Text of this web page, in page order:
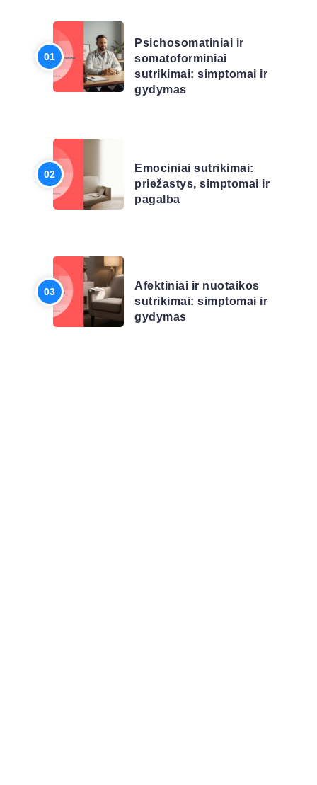
Psichosomatiniai ir
somatoforminiai
sutrikimai: simptomai ir
gydymas
Emociniai sutrikimai:
priežastys, simptomai ir
pagalba
Afektiniai ir nuotaikos
sutrikimai: simptomai ir
gydymas